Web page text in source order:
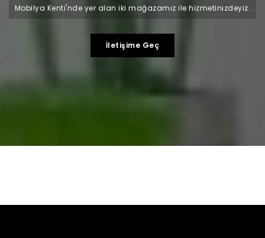
Mobilya Kenti'nde yer alan iki mağazamız ile hizmetinizdeyiz.
İletişime Geç